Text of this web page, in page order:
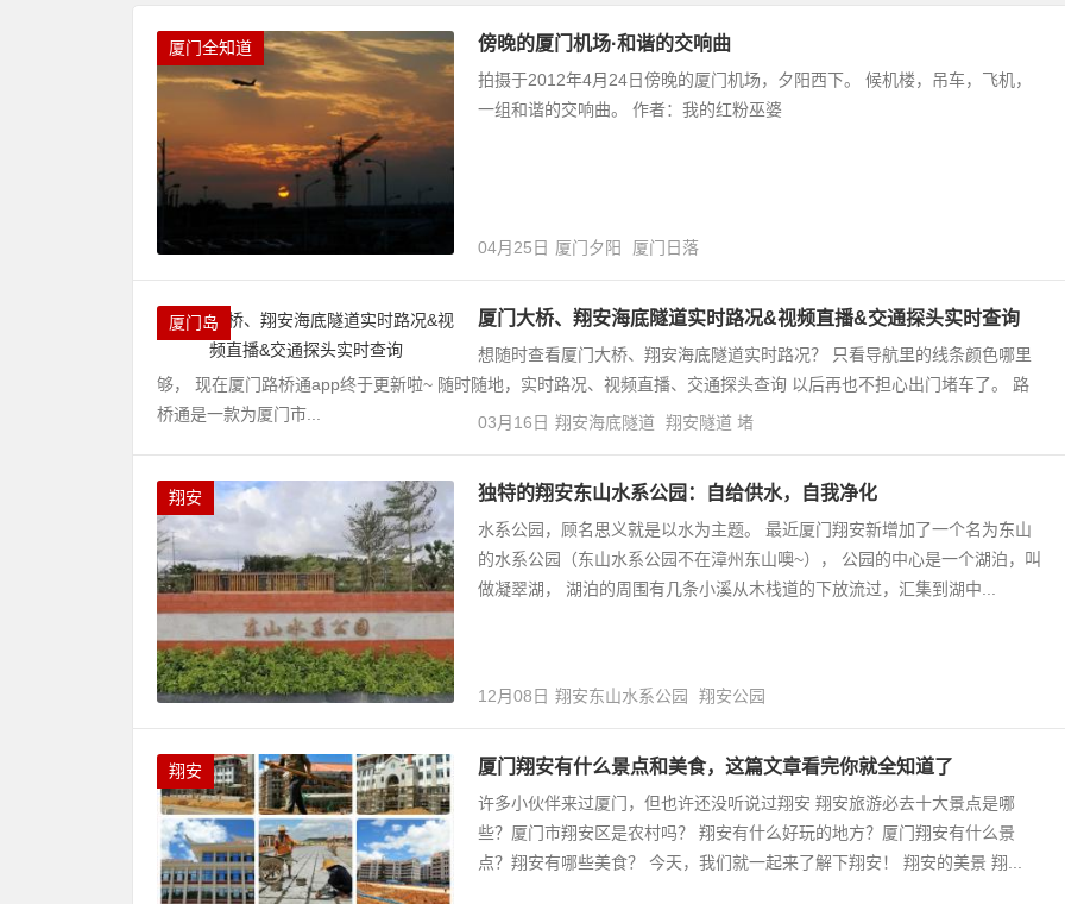
厦门全知道 傍晚的厦门机场·和谐的交响曲
拍摄于2012年4月24日傍晚的厦门机场，夕阳西下。 候机楼，吊车，飞机，
一组和谐的交响曲。 作者：我的红粉巫婆
04月25日 厦门夕阳 厦门日落
厦门岛 厦门大桥、翔安海底隧道实时路况&视频直播&交通探头实时查询
想随时查看厦门大桥、翔安海底隧道实时路况？ 只看导航里的线条颜色哪里
够， 现在厦门路桥通app终于更新啦~ 随时随地，实时路况、视频直播、交通探头查询 以后再也不担心出门堵车了。 路
桥通是一款为厦门市...
03月16日 翔安海底隧道 翔安隧道 堵
翔安 独特的翔安东山水系公园：自给供水，自我净化
水系公园，顾名思义就是以水为主题。 最近厦门翔安新增加了一个名为东山
的水系公园（东山水系公园不在漳州东山噢~）， 公园的中心是一个湖泊，叫
做凝翠湖， 湖泊的周围有几条小溪从木栈道的下放流过，汇集到湖中...
12月08日 翔安东山水系公园 翔安公园
翔安 厦门翔安有什么景点和美食，这篇文章看完你就全知道了
许多小伙伴来过厦门，但也许还没听说过翔安 翔安旅游必去十大景点是哪
些？厦门市翔安区是农村吗？ 翔安有什么好玩的地方？厦门翔安有什么景
点？翔安有哪些美食？ 今天，我们就一起来了解下翔安！ 翔安的美景 翔...